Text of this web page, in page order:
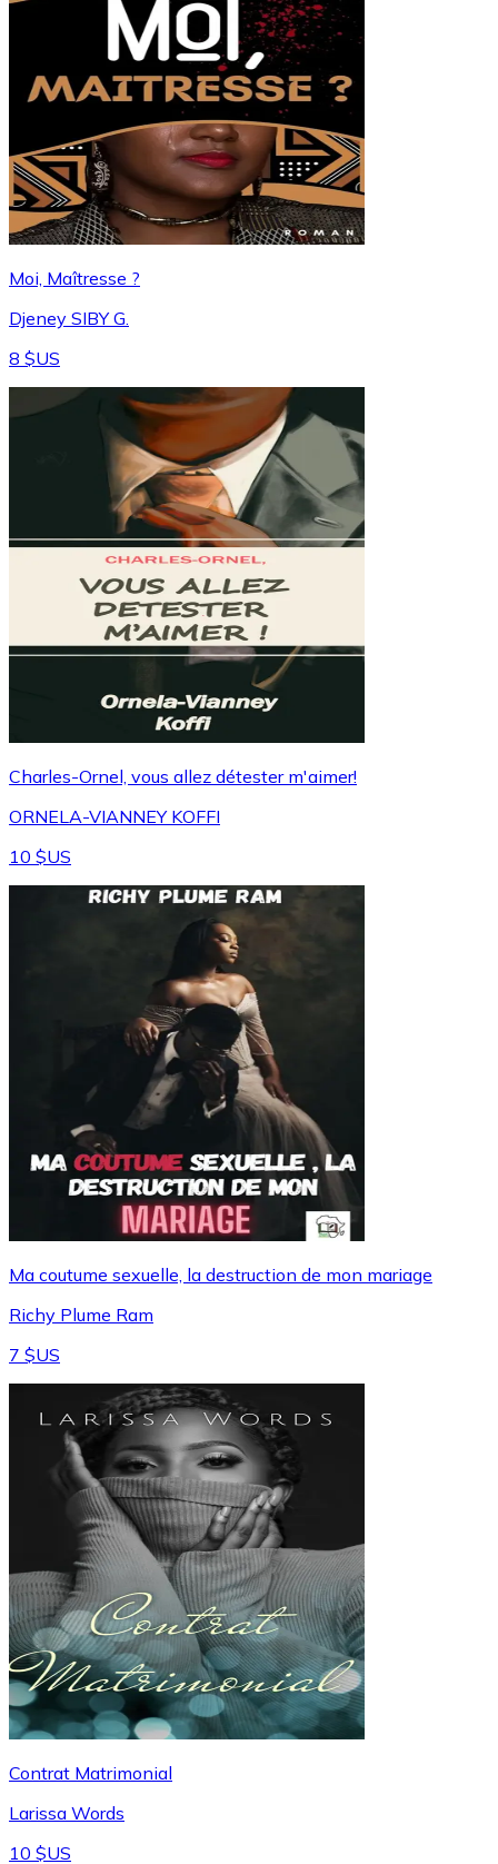
Moi, Maîtresse ?
Djeney SIBY G.
8 $US
Charles-Ornel, vous allez détester m'aimer!
ORNELA-VIANNEY KOFFI
10 $US
Ma coutume sexuelle, la destruction de mon mariage
Richy Plume Ram
7 $US
Contrat Matrimonial
Larissa Words
10 $US